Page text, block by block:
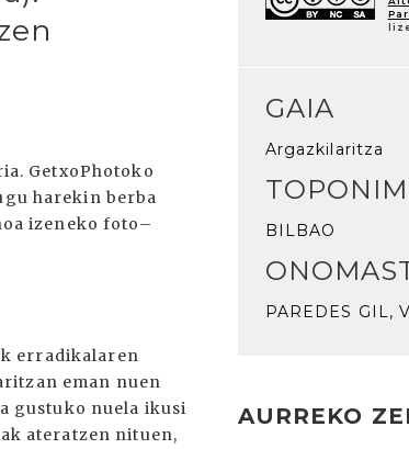
GetxoPhotoko
harekin berba
izeneko foto–
erradikalaren
eman nuen
gustuko nuela ikusi
ateratzen nituen,
GAIA
Argazkilaritza
BILBAO
PAREDES GIL,
AURREKO